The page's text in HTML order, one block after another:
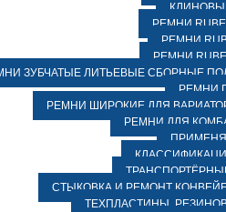
РЕМНИ
РЕМНИ
РЕМНИ
ЗУБЧАТЫЕ ЛИТЬЕВЫЕ СБОРНЫЕ
РЕМНИ
РЕМНИ ШИРОКИЕ ДЛЯ
РЕМНИ ДЛЯ
СТЫКОВКА И РЕМОНТ
ТЕХПЛАСТИНЫ,